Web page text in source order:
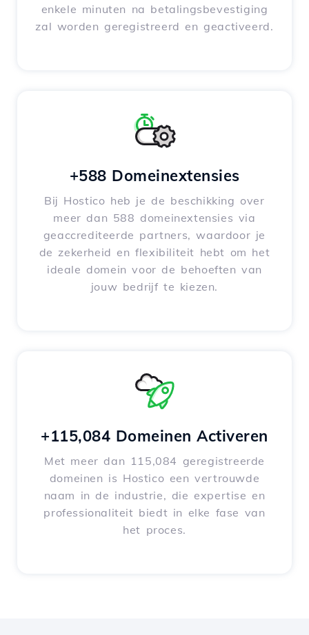
enkele minuten na betalingsbevestiging
zal worden geregistreerd en geactiveerd.
+588 Domeinextensies
Bij Hostico heb je de beschikking over
meer dan 588 domeinextensies via
geaccrediteerde partners, waardoor je
de zekerheid en flexibiliteit hebt om het
ideale domein voor de behoeften van
jouw bedrijf te kiezen.
+115,084 Domeinen Activeren
Met meer dan 115,084 geregistreerde
domeinen is Hostico een vertrouwde
naam in de industrie, die expertise en
professionaliteit biedt in elke fase van
het proces.